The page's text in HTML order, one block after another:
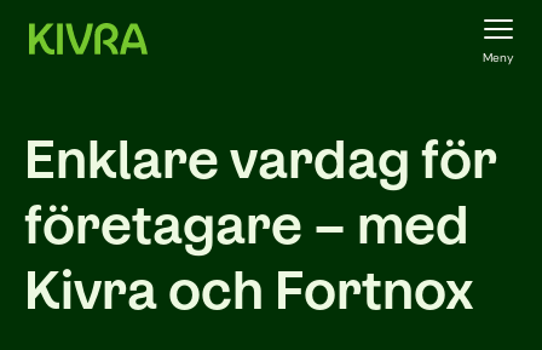
Meny
Enklare vardag för
företagare – med
Kivra och Fortnox